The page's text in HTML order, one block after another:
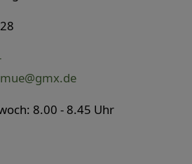
8.00 - 8.45 Uhr